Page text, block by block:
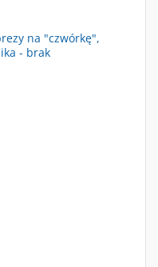
na "czwórkę",
- brak